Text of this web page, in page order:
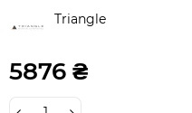
Triangle
5876 ₴